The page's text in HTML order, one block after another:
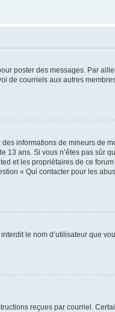
poster des messages. Par
de courriels aux autres
informations de mineurs de
ans. Si vous n’êtes pas sûr
et les propriétaires de ce
« Qui contacter pour les
le nom d’utilisateur que
reçues par courriel.